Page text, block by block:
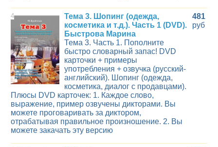
4
Тема 3. Шопинг (одежда,
косметика и т.д.). Часть 1 (DVD).
Быстрова Марина
Тема 3. Часть 1. Пополните
быстро словарный запас! DVD
карточки + примеры
употребления + озвучка (русский-
английский). Шопинг (одежда,
косметика, диалог с продавцами).
Плюсы DVD карточек: 1. Каждое слово,
выражение, пример озвучены дикторами. Вы
можете проговаривать за диктором,
отрабатывая правильное произношение. 2. Вы
можете закачать эту версию
481
руб